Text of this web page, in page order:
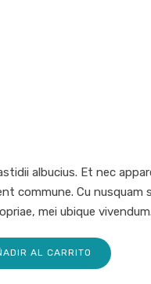
albucius. Et nec
commune. Cu nusquam
mei ubique vivendum.
AL CARRITO